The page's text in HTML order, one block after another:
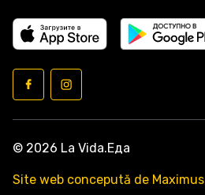
© 2026 La Vida.Еда
Site web concepută de Maximus